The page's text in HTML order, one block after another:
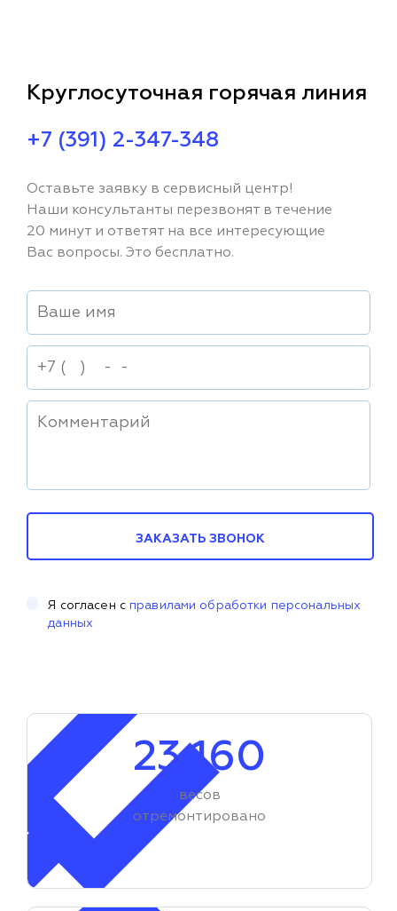
Круглосуточная горячая линия
+7 (391) 2-347-348
Оставьте заявку в сервисный центр!
Наши консультанты перезвонят в течение
20 минут и ответят на все интересующие
Вас вопросы. Это бесплатно.
ЗАКАЗАТЬ ЗВОНОК
Я согласен с правилами обработки персональных
данных
23 160
весов
отремонтировано